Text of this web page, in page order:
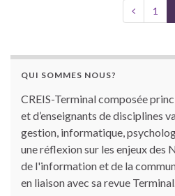
1
QUI SOMMES NOUS?
CREIS-Terminal composée
et d’enseignants de disciplines
gestion, informatique,
une réflexion sur les enjeux des
de l'information et de la
en liaison avec sa revue